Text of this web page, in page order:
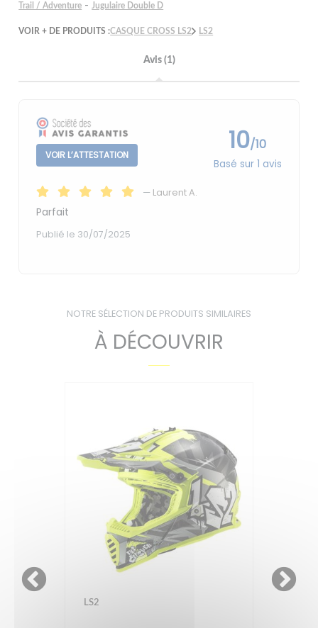
Trail / Adventure - Jugulaire Double D
VOIR + DE PRODUITS :CASQUE CROSS LS2 LS2
Avis (1)
VOIR L’ATTESTATION 10/10
Basé sur 1 avis
— Laurent A.
Parfait
Publié le 30/07/2025
NOTRE SÉLECTION DE PRODUITS SIMILAIRES
À DÉCOUVRIR